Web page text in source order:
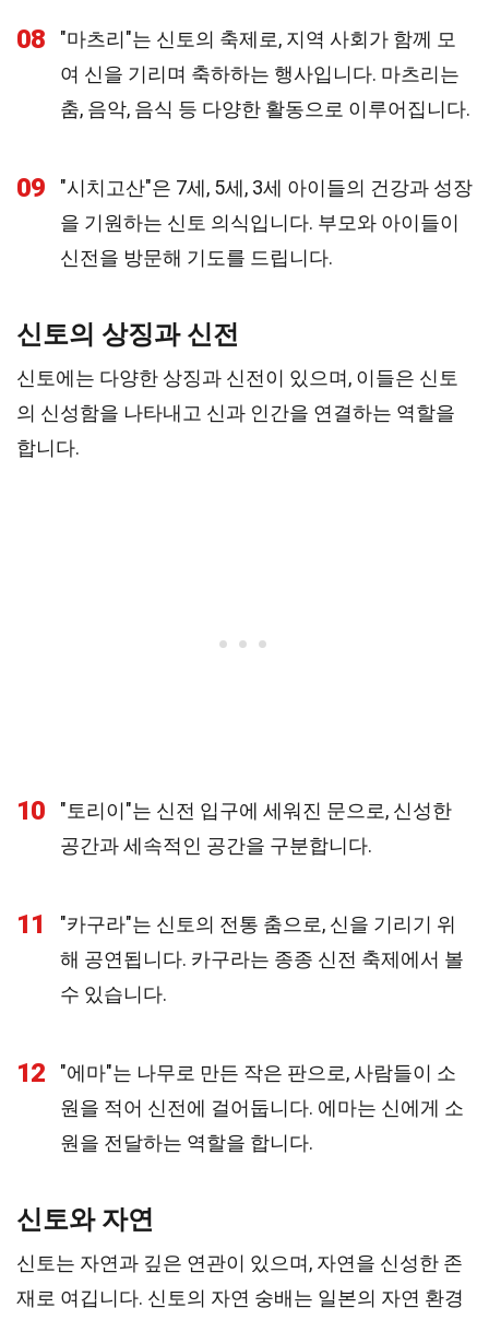
08
"마츠리"는 신토의 축제로, 지역 사회가 함께 모
여 신을 기리며 축하하는 행사입니다. 마츠리는
춤, 음악, 음식 등 다양한 활동으로 이루어집니다.
09
"시치고산"은 7세, 5세, 3세 아이들의 건강과 성장
을 기원하는 신토 의식입니다. 부모와 아이들이
신전을 방문해 기도를 드립니다.
신토의 상징과 신전
신토에는 다양한 상징과 신전이 있으며, 이들은 신토
의 신성함을 나타내고 신과 인간을 연결하는 역할을
합니다.
10
"토리이"는 신전 입구에 세워진 문으로, 신성한
공간과 세속적인 공간을 구분합니다.
11
"카구라"는 신토의 전통 춤으로, 신을 기리기 위
해 공연됩니다. 카구라는 종종 신전 축제에서 볼
수 있습니다.
12
"에마"는 나무로 만든 작은 판으로, 사람들이 소
원을 적어 신전에 걸어둡니다. 에마는 신에게 소
원을 전달하는 역할을 합니다.
신토와 자연
신토는 자연과 깊은 연관이 있으며, 자연을 신성한 존
재로 여깁니다. 신토의 자연 숭배는 일본의 자연 환경